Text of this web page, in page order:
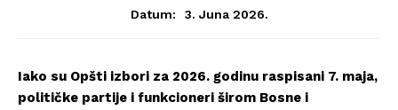
Datum: 3. Juna 2026.
Iako su Opšti izbori za 2026. godinu raspisani 7. maja,
političke partije i funkcioneri širom Bosne i